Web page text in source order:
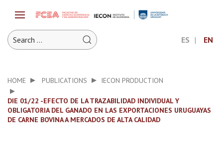
ES EN
HOME PUBLICATIONS IECON PRODUCTION
DIE 01/22 -EFECTO DE LA TRAZABILIDAD INDIVIDUAL Y
OBLIGATORIA DEL GANADO EN LAS EXPORTACIONES URUGUAYAS
DE CARNE BOVINA A MERCADOS DE ALTA CALIDAD